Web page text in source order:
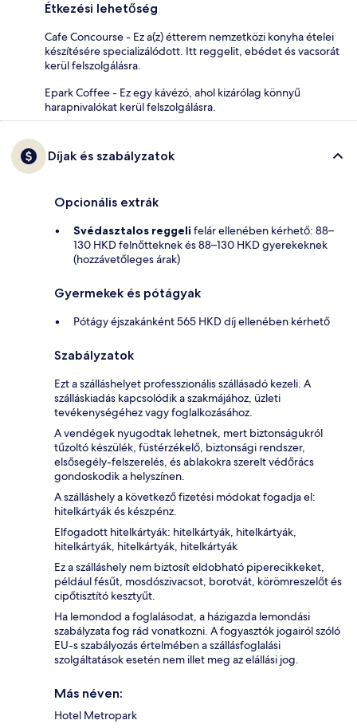
Étkezési lehetőség
Cafe Concourse - Ez a(z) étterem nemzetközi konyha ételei
készítésére specializálódott. Itt reggelit, ebédet és vacsorát
kerül felszolgálásra.
Epark Coffee - Ez egy kávézó, ahol kizárólag könnyű
harapnivalókat kerül felszolgálásra.
Díjak és szabályzatok
Opcionális extrák
Svédasztalos reggeli felár ellenében kérhető: 88–
130 HKD felnőtteknek és 88–130 HKD gyerekeknek
(hozzávetőleges árak)
Gyermekek és pótágyak
Pótágy éjszakánként 565 HKD díj ellenében kérhető
Szabályzatok
Ezt a szálláshelyet professzionális szállásadó kezeli. A
szálláskiadás kapcsolódik a szakmájához, üzleti
tevékenységéhez vagy foglalkozásához.
A vendégek nyugodtak lehetnek, mert biztonságukról
tűzoltó készülék, füstérzékelő, biztonsági rendszer,
elsősegély-felszerelés, és ablakokra szerelt védőrács
gondoskodik a helyszínen.
A szálláshely a következő fizetési módokat fogadja el:
hitelkártyák és készpénz.
Elfogadott hitelkártyák: hitelkártyák, hitelkártyák,
hitelkártyák, hitelkártyák, hitelkártyák
Ez a szálláshely nem biztosít eldobható piperecikkeket,
például fésűt, mosdószivacsot, borotvát, körömreszelőt és
cipőtisztító kesztyűt.
Ha lemondod a foglalásodat, a házigazda lemondási
szabályzata fog rád vonatkozni. A fogyasztók jogairól szóló
EU-s szabályozás értelmében a szállásfoglalási
szolgáltatások esetén nem illet meg az elállási jog.
Más néven:
Hotel Metropark